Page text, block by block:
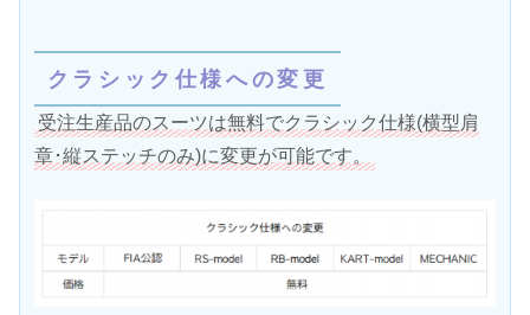
クラシック仕様への変更
受注生産品のスーツは無料でクラシック仕様(横型肩
章･縦ステッチのみ)に変更が可能です。